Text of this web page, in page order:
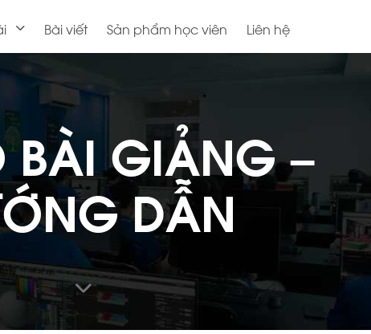
Bài viết Sản phẩm học viên Liên hệ
BÀI GIẢNG –
DẪN